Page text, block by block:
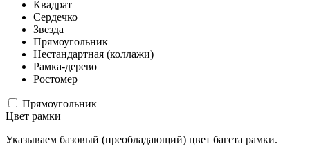
Квадрат
Сердечко
Звезда
Прямоугольник
Нестандартная (коллажи)
Рамка-дерево
Ростомер
Прямоугольник
Цвет рамки
Указываем базовый (преобладающий) цвет багета рамки.